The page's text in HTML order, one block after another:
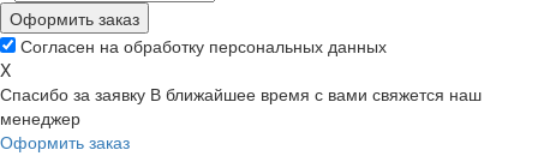
Оформить заказ
Согласен на обработку персональных данных
X
Спасибо за заявку В ближайшее время с вами свяжется наш
менеджер
Оформить заказ